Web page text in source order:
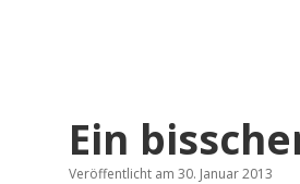
Ein
Veröffentlicht am 30. Januar 2013